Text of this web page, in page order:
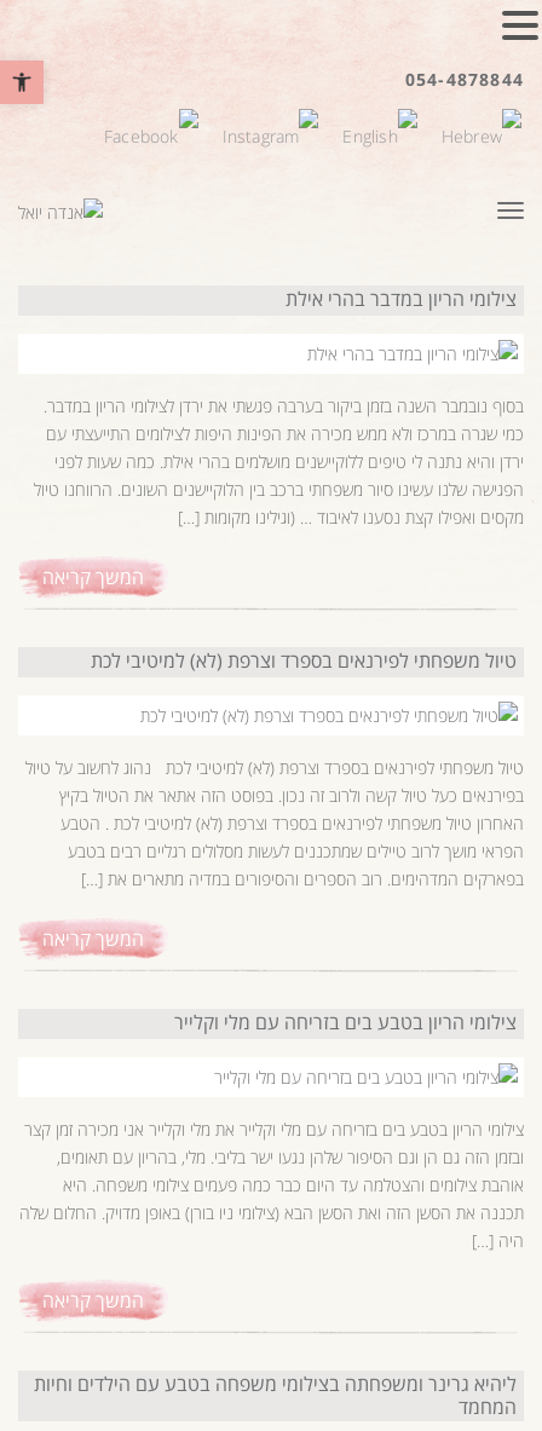
פתח סרגל 054-4878844
תפריט
צילומי הריון במדבר בהרי אילת
בסוף נובמבר השנה בזמן ביקור בערבה פגשתי את ירדן לצילומי הריון במדבר.
כמי שגרה במרכז ולא ממש מכירה את הפינות היפות לצילומים התייעצתי עם
ירדן והיא נתנה לי טיפים ללוקיישנים מושלמים בהרי אילת. כמה שעות לפני
הפגישה שלנו עשינו סיור משפחתי ברכב בין הלוקיישנים השונים. הרווחנו טיול
מקסים ואפילו קצת נסענו לאיבוד … (וגילינו מקומות […]
המשך קריאה
טיול משפחתי לפירנאים בספרד וצרפת (לא) למיטיבי לכת
טיול משפחתי לפירנאים בספרד וצרפת (לא) למיטיבי לכת נהוג לחשוב על טיול
בפירנאים כעל טיול קשה ולרוב זה נכון. בפוסט הזה אתאר את הטיול בקיץ
האחרון טיול משפחתי לפירנאים בספרד וצרפת (לא) למיטיבי לכת . הטבע
הפראי מושך לרוב טיילים שמתכננים לעשות מסלולים רגליים רבים בטבע
בפארקים המדהימים. רוב הספרים והסיפורים במדיה מתארים את […]
המשך קריאה
צילומי הריון בטבע בים בזריחה עם מלי וקלייר
צילומי הריון בטבע בים בזריחה עם מלי וקלייר את מלי וקלייר אני מכירה זמן קצר
ובזמן הזה גם הן וגם הסיפור שלהן נגעו ישר בליבי. מלי, בהריון עם תאומים,
אוהבת צילומים והצטלמה עד היום כבר כמה פעמים צילומי משפחה. היא
תכננה את הסשן הזה ואת הסשן הבא (צילומי ניו בורן) באופן מדויק. החלום שלה
היה […]
המשך קריאה
ליהיא גרינר ומשפחתה בצילומי משפחה בטבע עם הילדים וחיות
המחמד